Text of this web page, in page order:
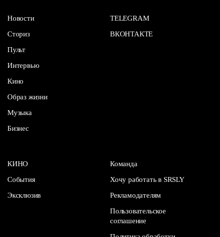
Новости
Сториз
Пульт
Интервью
Кино
Образ жизни
Музыка
Бизнес
TELEGRAM
ВКОНТАКТЕ
КИНО
События
Эксклюзив
Команда
Хочу работать в SRSLY
Рекламодателям
Пользовательское
соглашение